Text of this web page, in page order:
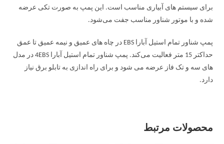
برای سیستم های آبیاری مناسب است. این پمپ به صورت تکی عرضه
شده و با موتور شناور مناسب جفت می‌شود.
پمپ شناور تمام استیل آبارا EBS در چاه های عمیق و نیمه عمیق تا عمق
حداکتر 15 متر فعالیت می‌کند. پمپ شناور تمام استیل آبارا 4EBS در مدل
های سه و تک فاز عرضه می شود و برای راه اندازی به تابلو برق نیاز
دارد.
محصولات مرتبط